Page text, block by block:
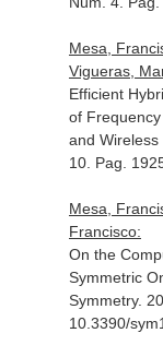
Mesa,
Vigueras,
Efficient
of Frequency
and
10. Pag.
Mesa,
Francisco:
On the
Symmetric
Symmetry.
10.3390/